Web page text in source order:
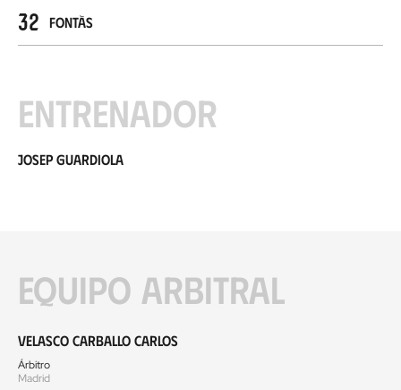
32 Fontàs
Entrenador
Josep Guardiola
Equipo arbitral
Velasco Carballo Carlos
Árbitro
Madrid